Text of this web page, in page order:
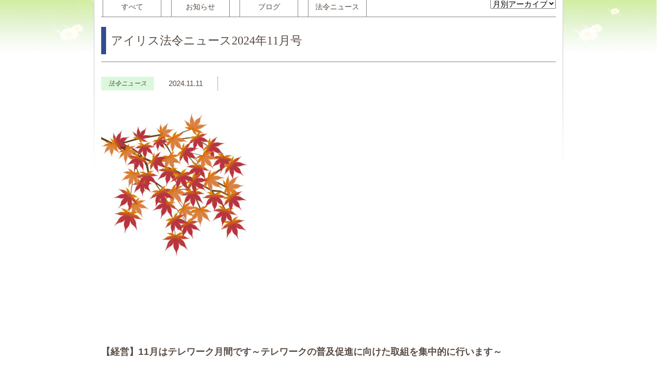
すべて お知らせ ブログ 法令ニュース
アイリス法令ニュース2024年11月号
法令ニュース 2024.11.11
【経営】 11月はテレワーク月間です～テレワークの普及促進に向けた取組を集中的に行います～